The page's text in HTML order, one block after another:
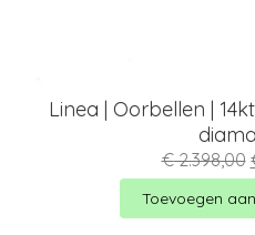
Linea | Oorbellen |
€2.398,00
Toevoegen